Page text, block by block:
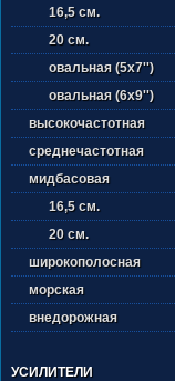
16,5 см.
20 см.
овальная (5х7'')
овальная (6х9'')
высокочастотная
среднечастотная
мидбасовая
16,5 см.
20 см.
широкополосная
морская
внедорожная
УСИЛИТЕЛИ